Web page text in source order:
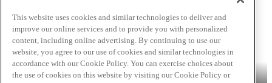
Voir
Passer au contenu principal(Skip)
Produits Billy Bee® Cattlemen's® Club House® About Franks®
This website uses cookies and similar technologies to deliver and
improve our online services and to provide you with personalized
content, including online advertising. By continuing to use our
website, you agree to our use of cookies and similar technologies in
accordance with our Cookie Policy. You can exercise choices about
the use of cookies on this website by visiting our Cookie Policy or